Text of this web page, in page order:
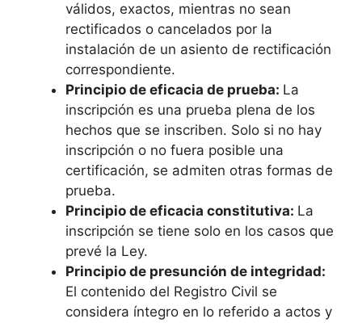
válidos, exactos, mientras no sean
rectificados o cancelados por la
instalación de un asiento de rectificación
correspondiente.
Principio de eficacia de prueba: La
inscripción es una prueba plena de los
hechos que se inscriben. Solo si no hay
inscripción o no fuera posible una
certificación, se admiten otras formas de
prueba.
Principio de eficacia constitutiva: La
inscripción se tiene solo en los casos que
prevé la Ley.
Principio de presunción de integridad:
El contenido del Registro Civil se
considera íntegro en lo referido a actos y